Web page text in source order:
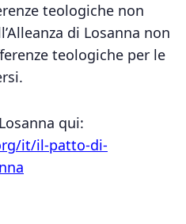
teologiche non
di Losanna non
teologiche per le
qui:
it/il-patto-di-